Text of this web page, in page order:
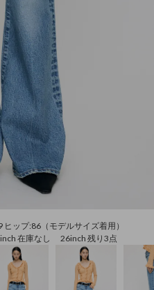
ップ:86（モデルサイズ着用）
在庫なし 26inch 残り3点